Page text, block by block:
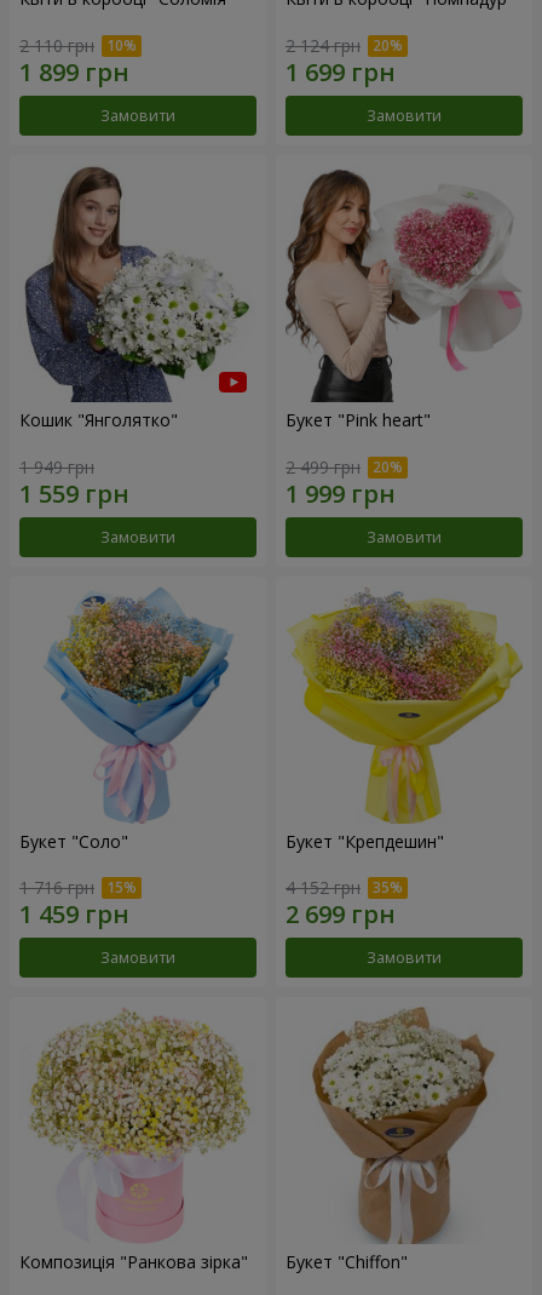
2 110 грн
Замовити
2 124 грн
Замовити
Кошик "Янголятко"
1 949 грн
Замовити
Букет "Pink heart"
2 499 грн
Замовити
Букет "Соло"
1 716 грн
Замовити
Букет "Крепдешин"
4 152 грн
Замовити
Композиція "Ранкова зірка" Букет "Chiffon"